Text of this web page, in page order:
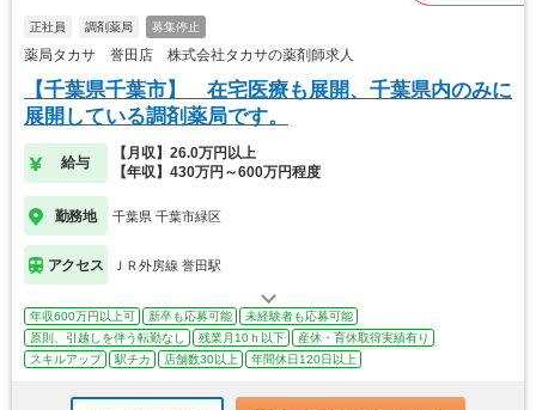
正社員 調剤薬局 募集停止
薬局タカサ 誉田店 株式会社タカサの薬剤師求人
【千葉県千葉市】 在宅医療も展開、千葉県内のみに
展開している調剤薬局です。
給与
【月収】26.0万円以上
【年収】430万円～600万円程度
勤務地 千葉県 千葉市緑区
アクセス ＪＲ外房線 誉田駅
年収600万円以上可 新卒も応募可能
未経験者も応募可能
原則、引越しを伴う転勤なし
残業月10ｈ以下
産休・育休取得実績有り
スキルアップ
駅チカ 店舗数30以上 年間休日120日以上